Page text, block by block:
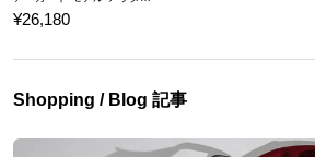
¥26,180
Shopping / Blog 記事